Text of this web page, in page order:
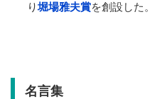
り堀場雅夫賞を創設した。
名言集